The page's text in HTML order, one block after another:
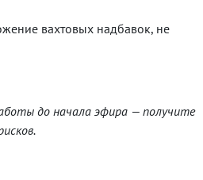
вахтовых надбавок, не
до начала эфира — получите